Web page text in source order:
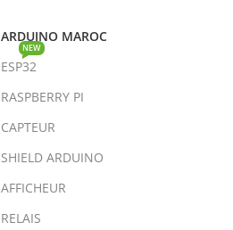
ARDUINO MAROC
ESP32
NEW
RASPBERRY PI
CAPTEUR
SHIELD ARDUINO
AFFICHEUR
RELAIS